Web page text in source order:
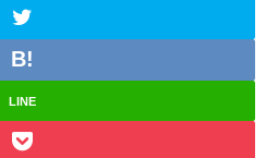
LINE